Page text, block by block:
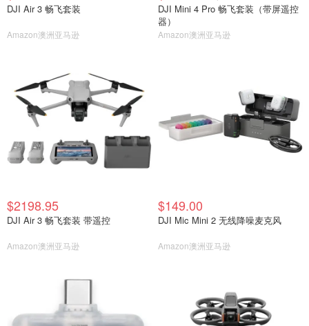
DJI Air 3 畅飞套装
Amazon澳洲亚马逊
DJI Mini 4 Pro 畅飞套装（带屏遥控
器）
Amazon澳洲亚马逊
$2198.95
DJI Air 3 畅飞套装 带遥控
Amazon澳洲亚马逊
$149.00
DJI Mic Mini 2 无线降噪麦克风
Amazon澳洲亚马逊